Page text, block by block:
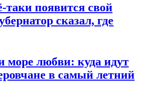
таки появится свой
сказал, где
любви: куда идут
в самый летний